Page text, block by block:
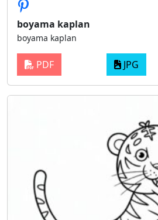
boyama kaplan
boyama kaplan
PDF JPG